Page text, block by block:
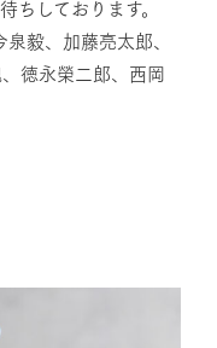
ちしております。
毅、加藤亮太郎、
徳永榮二郎、西岡